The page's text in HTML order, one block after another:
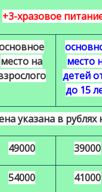
+3-хразовое
место на
место
детей
до 15
указана в рублях
49000 39000
54000 41000